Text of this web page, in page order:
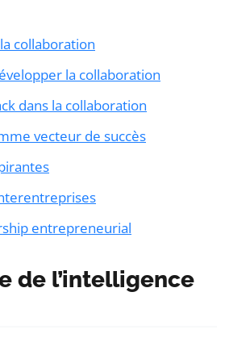
collaboration
la collaboration
dans la collaboration
vecteur de succès
entrepreneurial
de l’intelligence